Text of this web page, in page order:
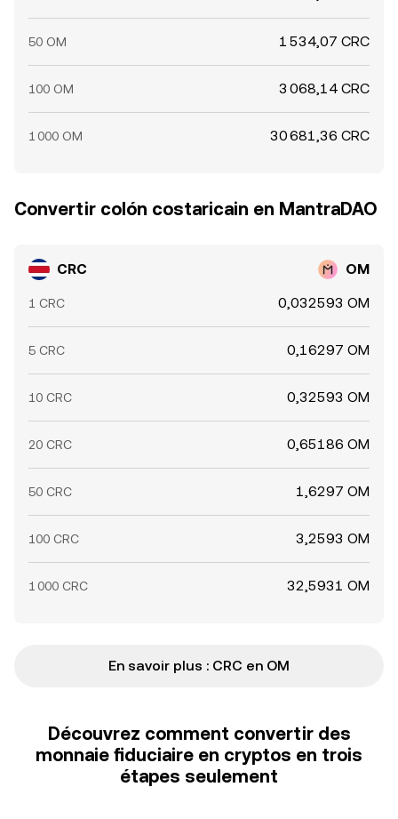
50 OM 1 534,07 CRC
100 OM 3 068,14 CRC
1 000 OM 30 681,36 CRC
Convertir colón costaricain en MantraDAO
CRC OM
1 CRC 0,032593 OM
5 CRC 0,16297 OM
10 CRC 0,32593 OM
20 CRC 0,65186 OM
50 CRC 1,6297 OM
100 CRC 3,2593 OM
1 000 CRC 32,5931 OM
En savoir plus : CRC en OM
Découvrez comment convertir des
monnaie fiduciaire en cryptos en trois
étapes seulement